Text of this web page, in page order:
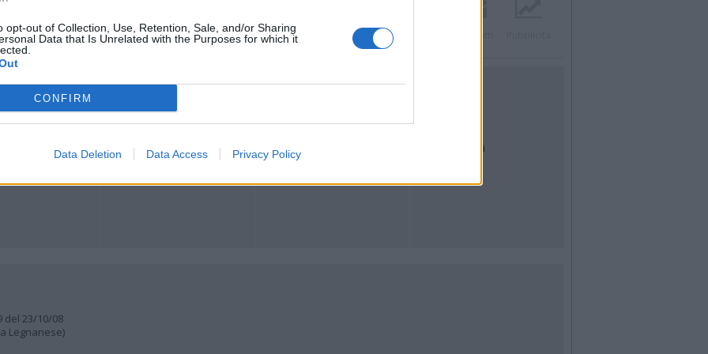
opt-out of Collection, Use, Retention, Sale, and/or Sharing
Data that Is Unrelated with the Purposes for which it
CONFIRM
Data Deletion Data Access Privacy Policy
Registrati Redazione Invia notizia Feed RSS Facebook Twitter
Animali
Articoli più letti
del 23/10/08
Legnanese)